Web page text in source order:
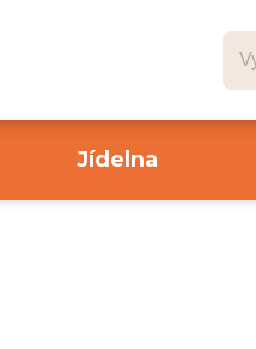
Jídelna